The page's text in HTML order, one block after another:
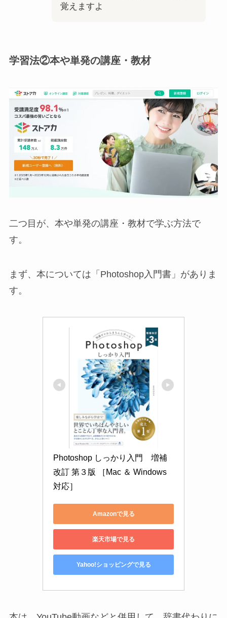
覚えますよ
学習法②本や単発の講座・教材
二つ目が、本や単発の講座・教材で学ぶ方法で
す。
まず、本については「Photoshop入門書」がありま
す。
Photoshop しっかり入門　増補
改訂 第３版 ［Mac ＆ Windows
対応］
Amazonで見る
楽天市場で見る
Yahoo!ショッピングで見る